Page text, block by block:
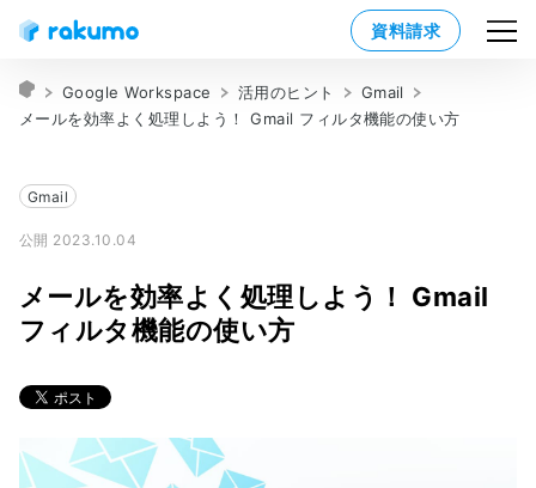
資料請求
Google Workspace 活用のヒント
Gmail
メールを効率よく処理しよう！ Gmail フィルタ機能の使い方
Gmail
公開 2023.10.04
メールを効率よく処理しよう！ Gmail
フィルタ機能の使い方